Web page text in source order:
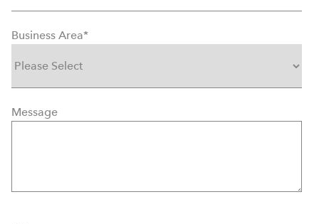
Business Area*
Message